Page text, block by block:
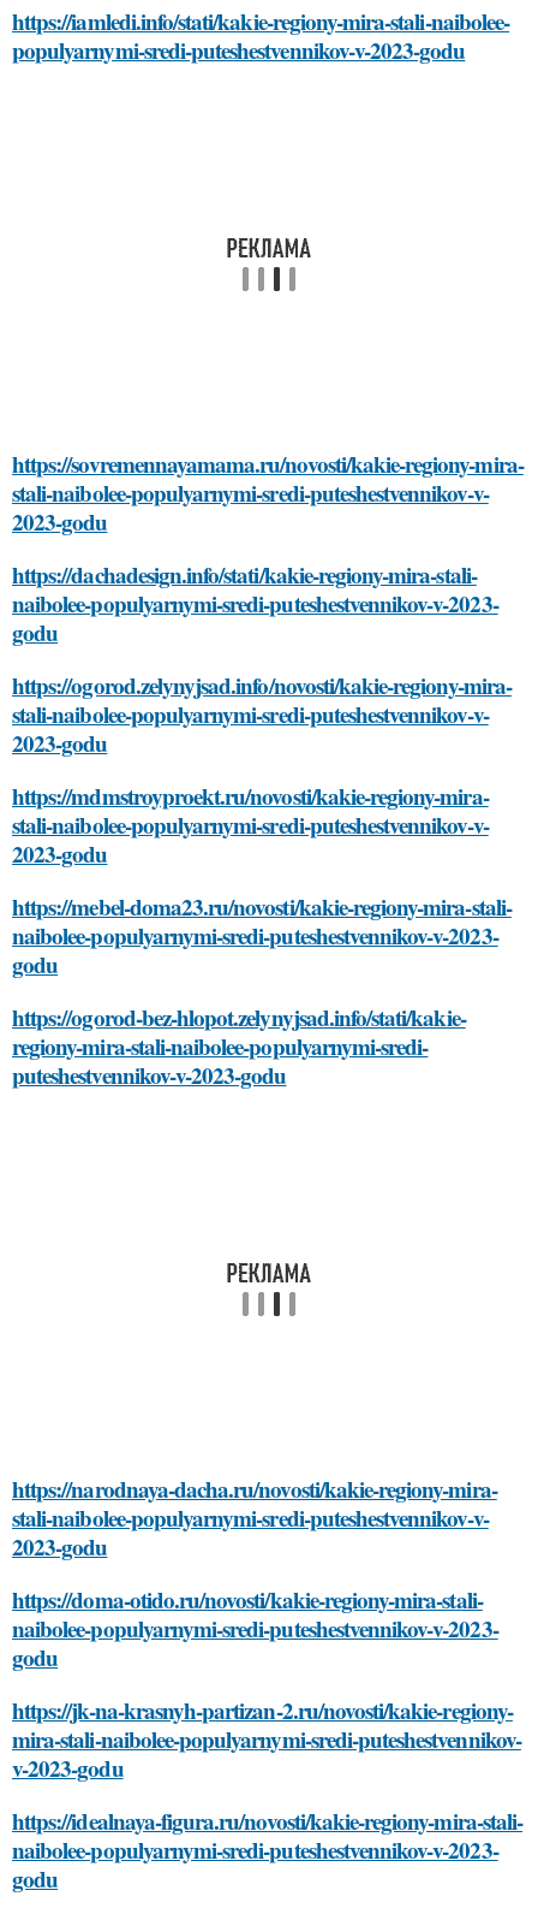
https://iamledi.info/stati/kakie-regiony-mira-stali-naibolee-
populyarnymi-sredi-puteshestvennikov-v-2023-godu
https://sovremennayamama.ru/novosti/kakie-regiony-mira-
stali-naibolee-populyarnymi-sredi-puteshestvennikov-v-
2023-godu
https://dachadesign.info/stati/kakie-regiony-mira-stali-
naibolee-populyarnymi-sredi-puteshestvennikov-v-2023-
godu
https://ogorod.zelynyjsad.info/novosti/kakie-regiony-mira-
stali-naibolee-populyarnymi-sredi-puteshestvennikov-v-
2023-godu
https://mdmstroyproekt.ru/novosti/kakie-regiony-mira-
stali-naibolee-populyarnymi-sredi-puteshestvennikov-v-
2023-godu
https://mebel-doma23.ru/novosti/kakie-regiony-mira-stali-
naibolee-populyarnymi-sredi-puteshestvennikov-v-2023-
godu
https://ogorod-bez-hlopot.zelynyjsad.info/stati/kakie-
regiony-mira-stali-naibolee-populyarnymi-sredi-
puteshestvennikov-v-2023-godu
https://narodnaya-dacha.ru/novosti/kakie-regiony-mira-
stali-naibolee-populyarnymi-sredi-puteshestvennikov-v-
2023-godu
https://doma-otido.ru/novosti/kakie-regiony-mira-stali-
naibolee-populyarnymi-sredi-puteshestvennikov-v-2023-
godu
https://jk-na-krasnyh-partizan-2.ru/novosti/kakie-regiony-
mira-stali-naibolee-populyarnymi-sredi-puteshestvennikov-
v-2023-godu
https://idealnaya-figura.ru/novosti/kakie-regiony-mira-stali-
naibolee-populyarnymi-sredi-puteshestvennikov-v-2023-
godu